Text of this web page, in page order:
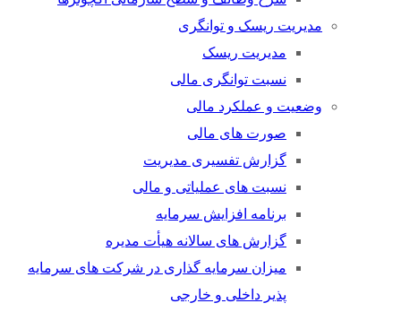
مدیریت ریسک و توانگری
مدیریت ریسک
نسبت توانگری مالی
وضعیت و عملکرد مالی
صورت های مالی
گزارش تفسیری مدیریت
نسبت های عملیاتی و مالی
برنامه افزایش سرمایه
گزارش های سالانه هیأت مدیره
میزان سرمایه گذاری در شرکت های سرمایه
پذیر داخلی و خارجی